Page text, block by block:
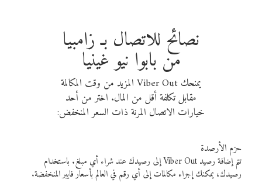
نصائح للاتصال بـ زامبيا
من بابوا نيو غينيا
يمنحك Viber Out المزيد من وقت المكالمة
مقابل تكلفة أقل من المال. اختر من أحد
خيارات الاتصال المرنة ذات السعر المنخفض:
حزم الأرصدة
تتم إضافة رصيد Viber Out إلى رصيدك عند شراء أي مبلغ. باستخدام
رصيدك، يمكنك إجراء مكالمات إلى أي رقم في العالم بأسعار فايبر المنخفضة.